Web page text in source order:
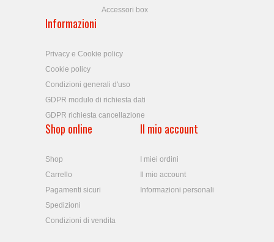
Accessori box
Informazioni
Privacy e Cookie policy
Cookie policy
Condizioni generali d'uso
GDPR modulo di richiesta dati
GDPR richiesta cancellazione
Shop online
Shop
Carrello
Pagamenti sicuri
Spedizioni
Condizioni di vendita
Il mio account
I miei ordini
Il mio account
Informazioni personali